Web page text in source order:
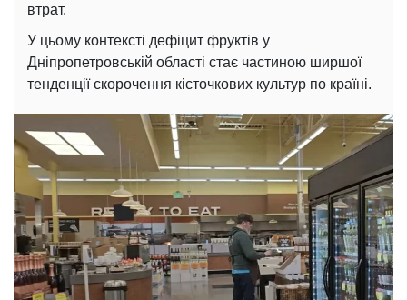
втрат.
У цьому контексті дефіцит фруктів у
Дніпропетровській області стає частиною ширшої
тенденції скорочення кісточкових культур по країні.